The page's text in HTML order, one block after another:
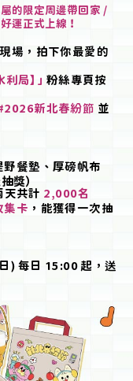
的限定周邊帶回家 /
運正式上線！
場，拍下你最愛的
局】 」 粉絲專頁按
新北春紛節 並
餐墊、厚磅帆布
獎）
天共計 2,000名
集卡 ，能獲得一次抽
) 每日 15:00 起， 送